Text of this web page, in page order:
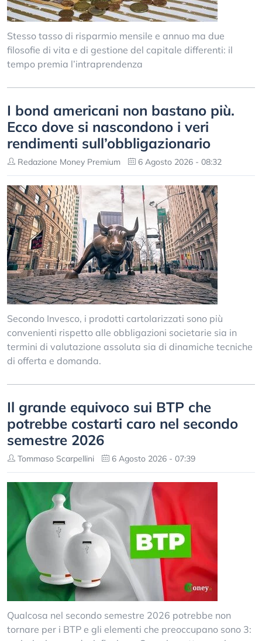
Stesso tasso di risparmio mensile e annuo ma due
filosofie di vita e di gestione del capitale differenti: il
tempo premia l’intraprendenza
I bond americani non bastano più.
Ecco dove si nascondono i veri
rendimenti sull’obbligazionario
Redazione Money Premium 6 Agosto 2026 - 08:32
Secondo Invesco, i prodotti cartolarizzati sono più
convenienti rispetto alle obbligazioni societarie sia in
termini di valutazione assoluta sia di dinamiche tecniche
di offerta e domanda.
Il grande equivoco sui BTP che
potrebbe costarti caro nel secondo
semestre 2026
Tommaso Scarpellini 6 Agosto 2026 - 07:39
Qualcosa nel secondo semestre 2026 potrebbe non
tornare per i BTP e gli elementi che preoccupano sono 3: